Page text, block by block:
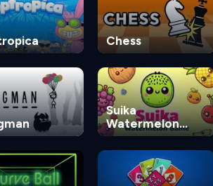
Chess
Suika
Watermelon
Game